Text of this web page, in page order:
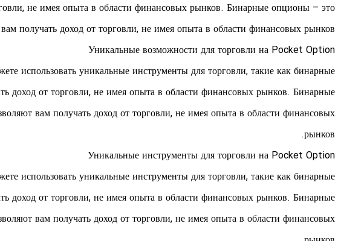
не имея опыта в области финансовых рынков. Бинарные опционы – это
получать доход от торговли, не имея опыта в области финансовых рынков.
Уникальные возможности для торговли на Pocket Option
использовать уникальные инструменты для торговли, такие как бинарные
доход от торговли, не имея опыта в области финансовых рынков. Бинарные
вам получать доход от торговли, не имея опыта в области финансовых
рынков.
Уникальные инструменты для торговли на Pocket Option
использовать уникальные инструменты для торговли, такие как бинарные
доход от торговли, не имея опыта в области финансовых рынков. Бинарные
вам получать доход от торговли, не имея опыта в области финансовых